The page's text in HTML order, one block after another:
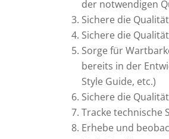
der notwendigen
Sichere die
Sichere die
Sorge für
bereits in der
Style Guide, etc.)
Sichere die
Tracke technische
Erhebe und